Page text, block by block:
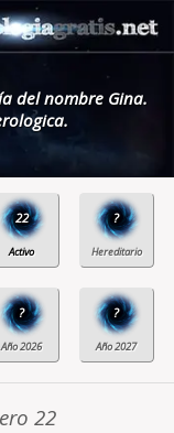
del nombre Gina.
22 ?
? ?
22